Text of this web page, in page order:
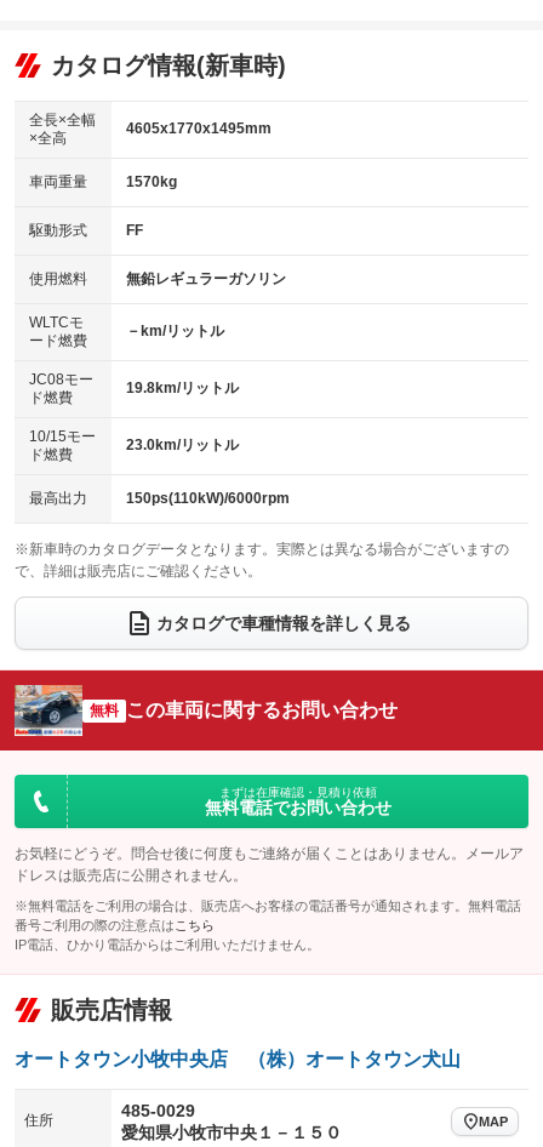
リフトアップ
：装備なし
：装備なし
パワーウィンドウ
アイドリングストップ
：装備あり
USB入力端子
：装備なし
100V電源
：装備なし
センターデフロック
：装備なし
電動格納ミラー
：装備なし
ビジュアル：-／DVD再生
：装備あり
アルミホイール：16インチ
：装備あり
HID(キセノンライト)
バックカメラ
エアロ
：装備なし
ローダウン
：装備なし
ベンチシート
：装備なし
チップアップシート
：装備なし
電動格納サードシート
：装備なし シートヒーター
：装備なし
ウォークスルー
電動リアゲート フロントカメラ
：装備なし
シートエアコン
：装備なし 全周囲カメラ
：装備なし
サイドカメラ
：装備なし ルーフレール
：装備なし
エアサスペンション ヘッドライトウォッシャー
カタログ情報(新車時)
全長×全幅
×全高
4605x1770x1495mm
車両重量 1570kg
駆動形式 FF
使用燃料 無鉛レギュラーガソリン
WLTCモ
ード燃費
－km/リットル
JC08モー
ド燃費
19.8km/リットル
10/15モー
ド燃費
23.0km/リットル
最高出力 150ps(110kW)/6000rpm
※新車時のカタログデータとなります。実際とは異なる場合がございますの
で、詳細は販売店にご確認ください。
カタログで車種情報を詳しく見る
無料 この車両に関するお問い合わせ
まずは在庫確認・見積り依頼
無料電話でお問い合わせ
お気軽にどうぞ。問合せ後に何度もご連絡が届くことはありません。メールア
ドレスは販売店に公開されません。
※無料電話をご利用の場合は、販売店へお客様の電話番号が通知されます。無料電話
番号ご利用の際の注意点は こちら
IP電話、ひかり電話からはご利用いただけません。
販売店情報
オートタウン小牧中央店 （株）オートタウン犬山
住所
485-0029
愛知県小牧市中央１－１５０
MAP